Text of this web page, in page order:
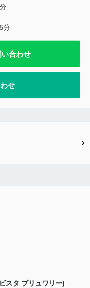
分
合わせ
せ
スタ ブリュワリー)